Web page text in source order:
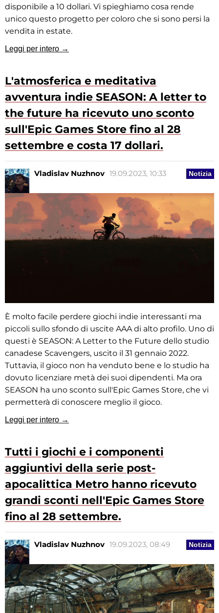
disponibile a 10 dollari. Vi spieghiamo cosa rende
unico questo progetto per coloro che si sono persi la
vendita in estate.
Leggi per intero →
L'atmosferica e meditativa
avventura indie SEASON: A letter to
the future ha ricevuto uno sconto
sull'Epic Games Store fino al 28
settembre e costa 17 dollari.
Notizia
Vladislav Nuzhnov 19.09.2023, 10:33
È molto facile perdere giochi indie interessanti ma
piccoli sullo sfondo di uscite AAA di alto profilo. Uno di
questi è SEASON: A Letter to the Future dello studio
canadese Scavengers, uscito il 31 gennaio 2022.
Tuttavia, il gioco non ha venduto bene e lo studio ha
dovuto licenziare metà dei suoi dipendenti. Ma ora
SEASON ha uno sconto sull'Epic Games Store, che vi
permetterà di conoscere meglio il gioco.
Leggi per intero →
Tutti i giochi e i componenti
aggiuntivi della serie post-
apocalittica Metro hanno ricevuto
grandi sconti nell'Epic Games Store
fino al 28 settembre.
Notizia
Vladislav Nuzhnov 19.09.2023, 08:49